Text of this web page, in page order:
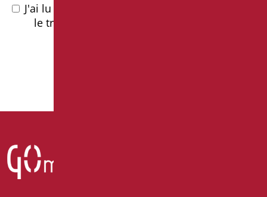
J'ai lu la
le traitement des données personnelles